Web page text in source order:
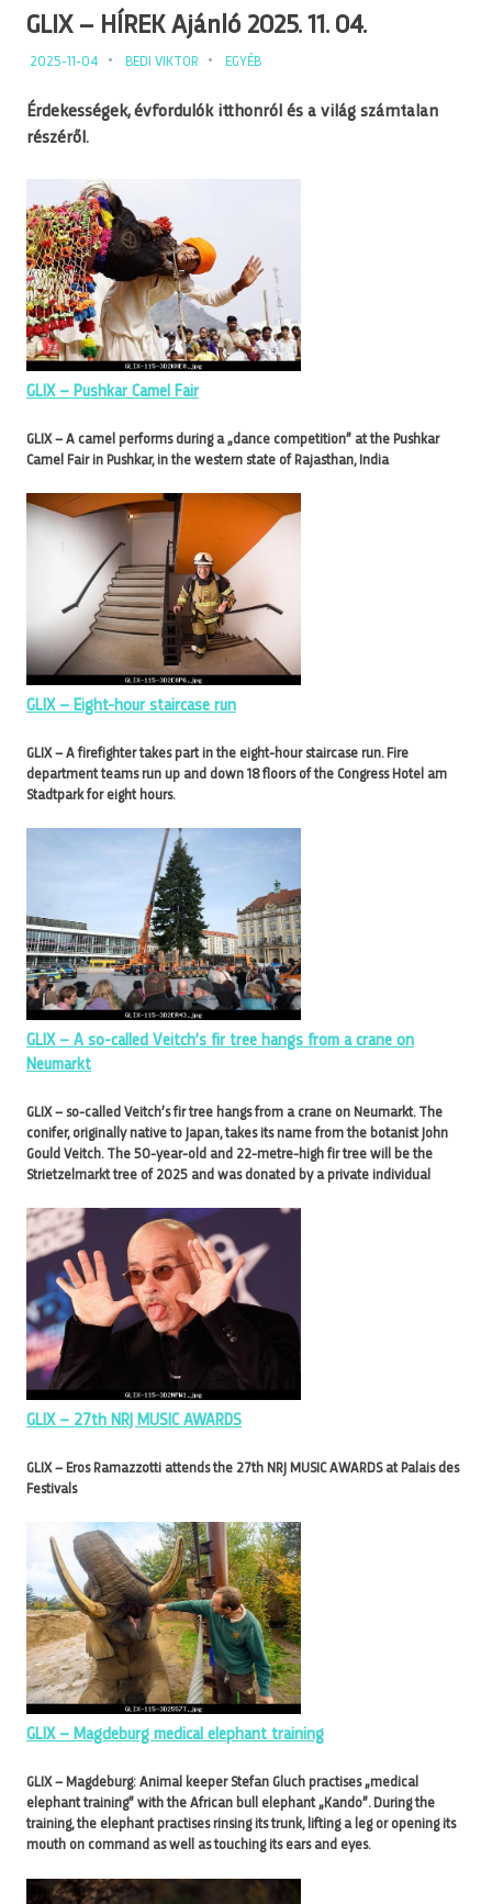
GLIX – HÍREK Ajánló 2025. 11. 04.
2025-11-04 BEDI VIKTOR EGYÉB
Érdekességek, évfordulók itthonról és a világ számtalan
részéről.
GLIX – Pushkar Camel Fair
GLIX – A camel performs during a „dance competition” at the Pushkar
Camel Fair in Pushkar, in the western state of Rajasthan, India
GLIX – Eight-hour staircase run
GLIX – A firefighter takes part in the eight-hour staircase run. Fire
department teams run up and down 18 floors of the Congress Hotel am
Stadtpark for eight hours.
GLIX – A so-called Veitch’s fir tree hangs from a crane on
Neumarkt
GLIX – so-called Veitch’s fir tree hangs from a crane on Neumarkt. The
conifer, originally native to Japan, takes its name from the botanist John
Gould Veitch. The 50-year-old and 22-metre-high fir tree will be the
Strietzelmarkt tree of 2025 and was donated by a private individual
GLIX – 27th NRJ MUSIC AWARDS
GLIX – Eros Ramazzotti attends the 27th NRJ MUSIC AWARDS at Palais des
Festivals
GLIX – Magdeburg medical elephant training
GLIX – Magdeburg: Animal keeper Stefan Gluch practises „medical
elephant training” with the African bull elephant „Kando”. During the
training, the elephant practises rinsing its trunk, lifting a leg or opening its
mouth on command as well as touching its ears and eyes.